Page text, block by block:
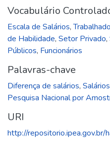
Vocabulário
Escala de Salários,
de Habilidade, Setor Privado,
Públicos, Funcionários
Palavras-chave
Diferença de salários, Salários
Pesquisa Nacional por
URI
http://